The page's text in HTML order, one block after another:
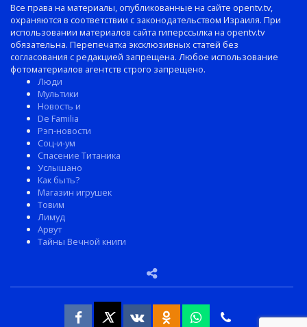
Все права на материалы, опубликованные на сайте opentv.tv,
охраняются в соответствии с законодательством Израиля. При
использовании материалов сайта гиперссылка на opentv.tv
обязательна. Перепечатка эксклюзивных статей без
согласования с редакцией запрещена. Любое использование
фотоматериалов агентств строго запрещено.
Люди
Мультики
Новость и
De Familia
Рэп-новости
Соц-и-ум
Спасение Титаника
Услышано
Как быть?
Магазин игрушек
Товим
Лимуд
Арвут
Тайны Вечной книги